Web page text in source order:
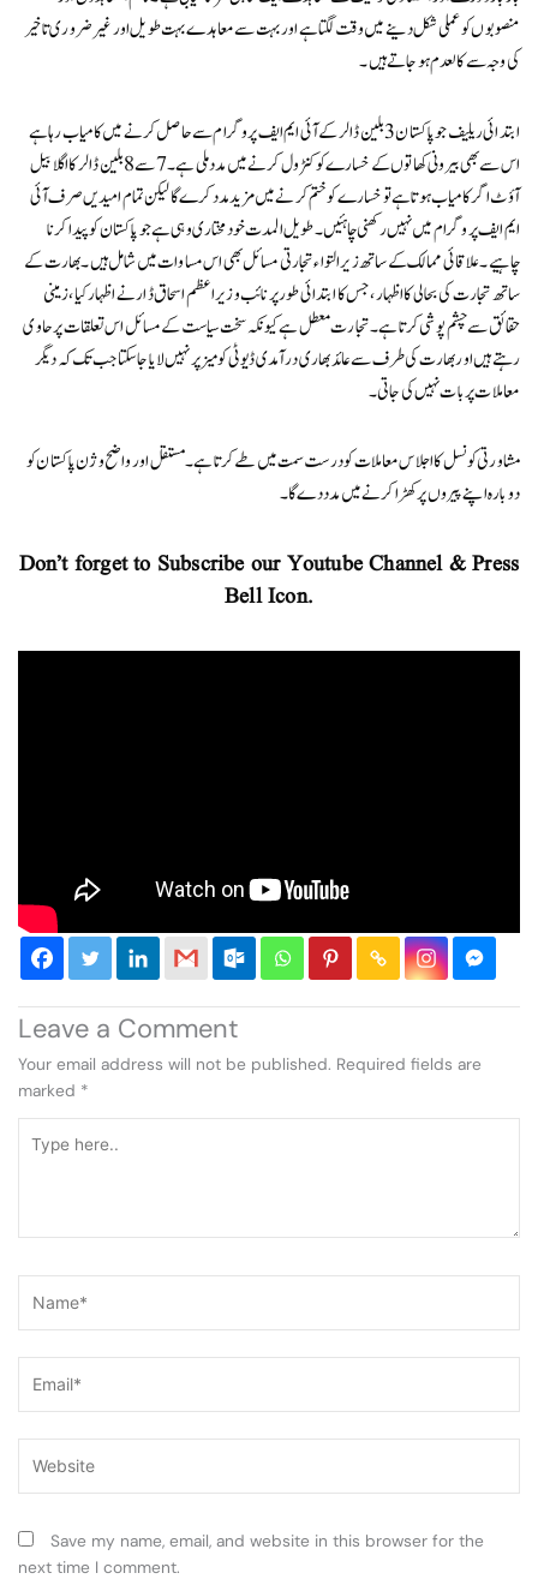
منصوبوں کو عملی شکل دینے میں وقت لگتا ہے اور بہت سے معاہدے بہت طویل اور غیر ضروری تاخیر
کی وجہ سے کالعدم ہو جاتے ہیں۔
ابتدائی ریلیف جو پاکستان 3 بلین ڈالر کے آئی ایم ایف پروگرام سے حاصل کرنے میں کامیاب رہا ہے
اس سے بھی بیرونی کھاتوں کے خسارے کو کنٹرول کرنے میں مدد ملی ہے۔ 7 سے 8 بلین ڈالر کا اگلا بیل
آؤٹ اگر کامیاب ہوتا ہے تو خسارے کو ختم کرنے میں مزید مدد کرے گا لیکن تمام امیدیں صرف آئی
ایم ایف پروگرام میں نہیں رکھنی چاہئیں۔ طویل المدت خودمختاری وہی ہے جو پاکستان کو پیدا کرنا
چاہیے۔ علاقائی ممالک کے ساتھ زیر التواء تجارتی مسائل بھی اس مساوات میں شامل ہیں۔ بھارت کے
ساتھ تجارت کی بحالی کا اظہار، جس کا ابتدائی طور پر نائب وزیراعظم اسحاق ڈار نے اظہار کیا، زمینی
حقائق سے چشم پوشی کرتا ہے۔ تجارت معطل ہے کیونکہ سخت سیاست کے مسائل اس تعلقات پر حاوی
رہتے ہیں اور بھارت کی طرف سے عائد بھاری درآمدی ڈیوٹی کو میز پر نہیں لایا جا سکتا جب تک کہ دیگر
معاملات پر بات نہیں کی جاتی۔
مشاورتی کونسل کا اجلاس معاملات کو درست سمت میں طے کرتا ہے۔ مستقل اور واضح وژن پاکستان کو
دوبارہ اپنے پیروں پر کھڑا کرنے میں مدد دے گا۔
Don’t forget to Subscribe our Youtube Channel & Press
Bell Icon.
Leave a Comment
Your email address will not be published. Required fields are
marked *
here..
Save my name, email, and website in this browser for the
next time I comment.